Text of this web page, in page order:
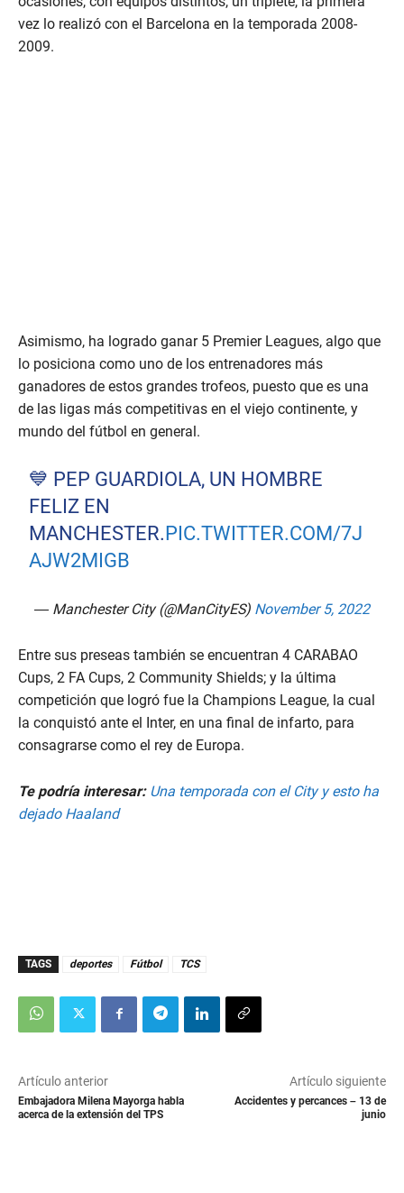
vez lo realizó con el Barcelona en la temporada 2008-
2009.
Asimismo, ha logrado ganar 5 Premier Leagues, algo que
lo posiciona como uno de los entrenadores más
ganadores de estos grandes trofeos, puesto que es una
de las ligas más competitivas en el viejo continente, y
mundo del fútbol en general.
💙 PEP GUARDIOLA, UN HOMBRE
FELIZ EN
MANCHESTER.PIC.TWITTER.COM/7J
AJW2MIGB
— Manchester City (@ManCityES) November 5, 2022
Entre sus preseas también se encuentran 4 CARABAO
Cups, 2 FA Cups, 2 Community Shields; y la última
competición que logró fue la Champions League, la cual
la conquistó ante el Inter, en una final de infarto, para
consagrarse como el rey de Europa.
Te podría interesar: Una temporada con el City y esto ha
dejado Haaland
TAGS deportes Fútbol TCS
Artículo anterior
Embajadora Milena Mayorga habla
acerca de la extensión del TPS
Artículo siguiente
Accidentes y percances – 13 de
junio